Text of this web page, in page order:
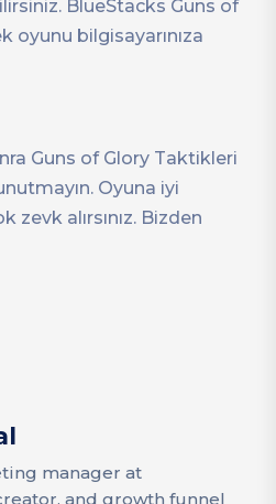
BlueStacks Guns of
oyunu bilgisayarınıza
Guns of Glory Taktikleri
Oyuna iyi
zevk alırsınız. Bizden
manager at
and growth funnel